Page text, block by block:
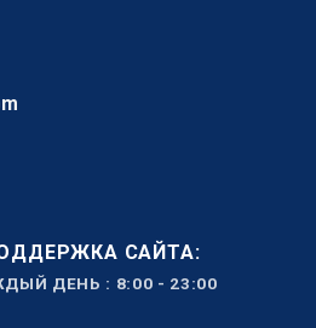
САЙТА:
ДЕНЬ : 8:00 - 23:00